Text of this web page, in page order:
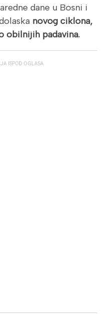
dane u Bosni i
novog ciklona,
obilnijih padavina.
ISPOD OGLASA